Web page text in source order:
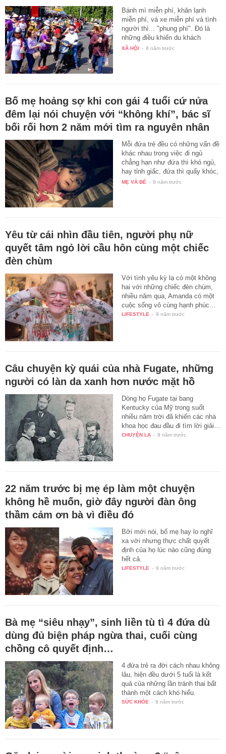
Bánh mì miễn phí, khăn lạnh
miễn phí, vá xe miễn phí và tình
người thì... "phung phí". Đó là
những điều khiến du khách
phải…
XÃ HỘI - 8 năm trước
Bố mẹ hoảng sợ khi con gái 4 tuổi cứ nửa
đêm lại nói chuyện với “không khí”, bác sĩ
bối rối hơn 2 năm mới tìm ra nguyên nhân
Mỗi đứa trẻ đều có những vấn đề
khác nhau trong việc đi ngủ
chẳng hạn như đứa thì khó ngủ,
hay tỉnh giấc, đứa thì quấy khóc,
…
MẸ VÀ BÉ - 9 năm trước
Yêu từ cái nhìn đầu tiên, người phụ nữ
quyết tâm ngỏ lời cầu hôn cùng một chiếc
đèn chùm
Với tình yêu kỳ lạ có một không
hai với những chiếc đèn chùm,
nhiều năm qua, Amanda có một
cuộc sống vô cùng hạnh phúc…
LIFESTYLE - 9 năm trước
Câu chuyện kỳ quái của nhà Fugate, những
người có làn da xanh hơn nước mặt hồ
Dòng họ Fugate tại bang
Kentucky của Mỹ trong suốt
nhiều năm trời đã khiến các nhà
khoa học đau đầu đi tìm lời giải…
CHUYỆN LẠ - 9 năm trước
22 năm trước bị mẹ ép làm một chuyện
không hề muốn, giờ đây người đàn ông
thầm cảm ơn bà vì điều đó
Bởi mới nói, bố mẹ hay lo nghĩ
xa vời nhưng thực chất quyết
định của họ lúc nào cũng đúng
hết cả.
LIFESTYLE - 9 năm trước
Bà mẹ “siêu nhạy”, sinh liền tù tì 4 đứa dù
dùng đủ biện pháp ngừa thai, cuối cùng
chồng cô quyết định…
4 đứa trẻ ra đời cách nhau không
lâu, hiện đều dưới 5 tuổi là kết
quả của những lần tránh thai bất
thành một cách khó hiểu.
SỨC KHỎE - 9 năm trước